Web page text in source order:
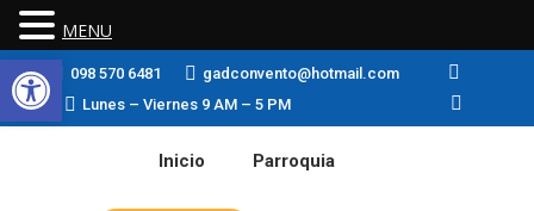
098 570 6481
gadconvento@hotmail.com
Lunes – Viernes 9 AM – 5 PM
Facebook
Instagram
Inicio Parroquia
MENU
Abrir barra de herramientas